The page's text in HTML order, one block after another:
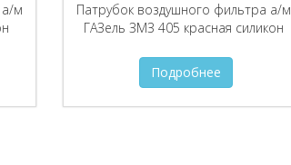
а/м
Патрубок воздушного фильтра а/м
ГАЗель ЗМЗ 405 красная силикон
Подробнее